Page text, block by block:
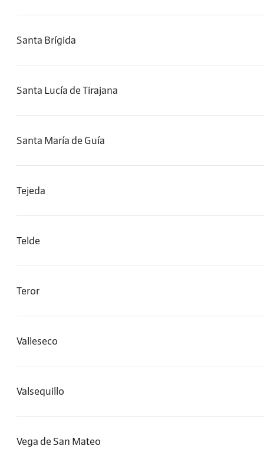
Santa Brígida
Santa Lucía de Tirajana
Santa María de Guía
Tejeda
Telde
Teror
Valleseco
Valsequillo
Vega de San Mateo